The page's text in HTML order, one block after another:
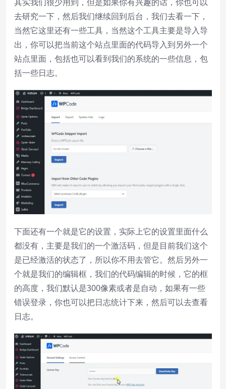
去研究一下，然后我们继续回到后台，我们去看一下，
当然它这里还有一些工具，当然这个工具主要是导入导
出，你可以把当前这个站点里面的代码导入到另外一个
站点里面，包括也可以看到我们的系统的一些信息，包
括一些日志。
下面还有一个就是它的设置，实际上它的设置里面什么
都没有，主要是我们的一个激活码，但是目前我们这个
是已经激活的状态了，所以你不用去管它。然后另外一
个就是我们的编辑框，我们的代码编辑的时候，它的框
的高度，我们默认是300像素或者是自动，如果有一些
错误登录，你也可以把日志统计下来，然后可以去查看
日志。